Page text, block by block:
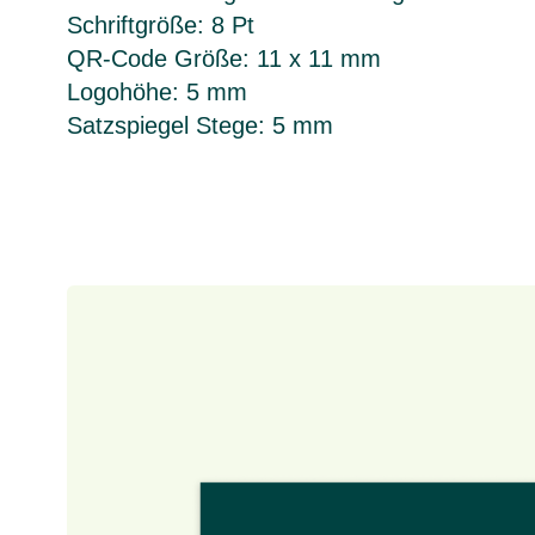
Schriftgröße: 8 Pt
QR-Code Größe: 11 x 11 mm
Logohöhe: 5 mm
Satzspiegel Stege: 5 mm